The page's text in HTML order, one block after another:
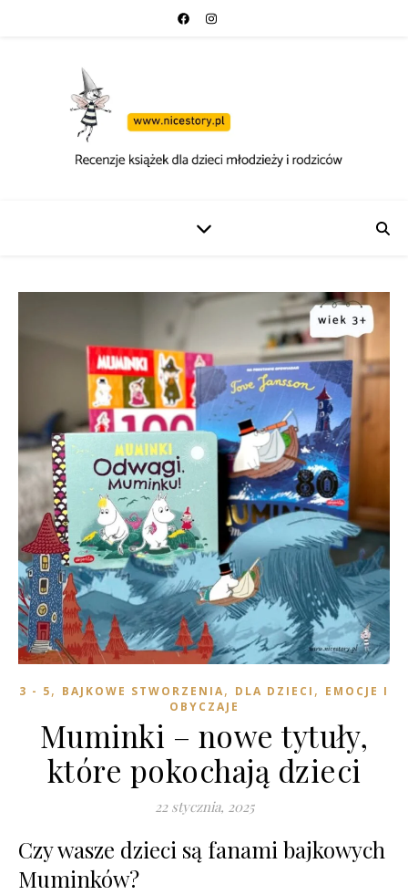
3 - 5, BAJKOWE STWORZENIA, DLA DZIECI , EMOCJE I
OBYCZAJE
Muminki – nowe tytuły,
które pokochają dzieci
22 stycznia, 2025
Czy wasze dzieci są fanami bajkowych
Muminków?